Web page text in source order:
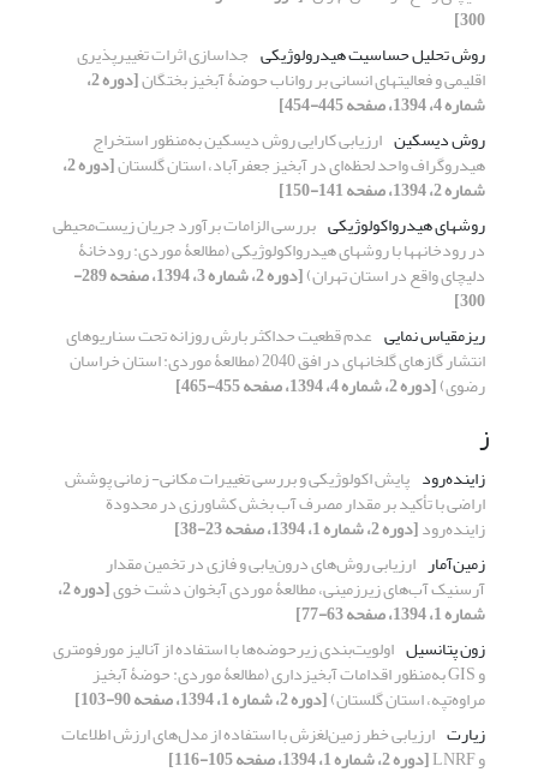
300]
روش تحلیل حساسیت هیدرولوژیکی جدا‏سازی اثرات تغییر‌پذیری
اقلیمی و فعالیت‏‏های انسانی بر رواناب حوضۀ آبخیز بختگان [دوره 2،
شماره 4، 1394، صفحه 445-454]
روش دیسکین ارزیابی کارایی روش دیسکین به‌منظور استخراج
هیدروگراف واحد لحظه‌ای در آبخیز جعفرآباد، استان گلستان [دوره 2،
شماره 2، 1394، صفحه 141-150]
روش‏های هیدرواکولوژیکی بررسی الزامات برآورد جریان زیست‌محیطی
در رودخانه‏ها با روش‏های هیدرواکولوژیکی (مطالعۀ موردی: رودخانۀ
دلیچای واقع در استان تهران) [دوره 2، شماره 3، 1394، صفحه 289-
300]
ریزمقیاس نمایی‌ عدم قطعیت حداکثر بارش روزانه تحت سناریوهای
انتشار گازهای گلخانه‏ای در افق 2040 (مطالعۀ موردی: استان خراسان
رضوی)[دوره 2، شماره 4، 1394، صفحه 455-465]
ز
زاینده‌رود پایش اکولوژیکی و بررسی تغییرات مکانی- زمانی پوشش
اراضی با تأکید بر مقدار مصرف آب بخش کشاورزی در محدودة
زاینده‌رود[دوره 2، شماره 1، 1394، صفحه 23-38]
زمین‌آمار ارزیابی روش‌های درون‌یابی و فازی در تخمین مقدار
آرسنیک آب‌های زیرزمینی، مطالعۀ موردی آبخوان دشت خوی [دوره 2،
شماره 1، 1394، صفحه 63-77]
زون پتانسیل اولویت‌بندی زیرحوضه‌ها با استفاده از آنالیز مورفومتری
و GIS به‌منظور اقدامات آبخیزداری (مطالعۀ موردی: حوضۀ آبخیز
مراوه‌تپه، استان گلستان)[دوره 2، شماره 1، 1394، صفحه 90-103]
زیارت ارزیابی خطر زمین‌لغزش با استفاده از مدل‌های ارزش اطلاعات
و LNRF [دوره 2، شماره 1، 1394، صفحه 105-116]